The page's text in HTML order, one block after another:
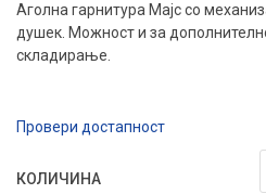
Аголна гарнитура Мајс со
душек. Можност и за
складирање.
Провери достапност
КОЛИЧИНА